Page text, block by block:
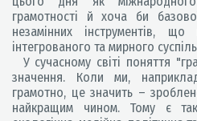
грамотності й хоча би
незамінних інструментів,
інтегрованого та мирного
У сучасному світі поняття
значення. Коли ми,
грамотно, це значить –
найкращим чином. Тому є